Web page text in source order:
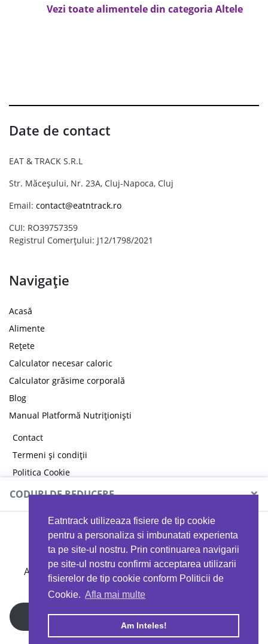
Eatntrack utilizeaza fisiere de tip cookie
pentru a personaliza si imbunatati experienta
ta pe site-ul nostru. Prin continuarea navigarii
pe site-ul nostru confirmi acceptarea utilizarii
fisierelor de tip cookie conform Politicii de
Cookie. Afla mai multe
Am Inteles!
Vezi toate alimentele din categoria Altele
Date de contact
EAT & TRACK S.R.L
Str. Măceșului, Nr. 23A, Cluj-Napoca, Cluj
Email: contact@eatntrack.ro
CUI: RO39757359
Registrul Comerțului: J12/1798/2021
Navigație
Acasă
Alimente
Rețete
Calculator necesar caloric
Calculator grăsime corporală
Blog
Manual Platformă Nutriționiști
Contact
Termeni și condiții
Politica Cookie
Politica de confidențialitate
Copyright © 2026 EAT & TRACK S.R.L
CODURI DE REDUCERE ×
MYPROTEIN
Ai 40%reducere la orice comandă folosind codul
EATTRACK
Profită acum